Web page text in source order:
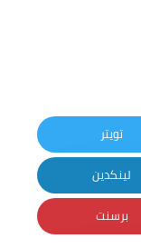
تويتر
لينكدين
برسنت